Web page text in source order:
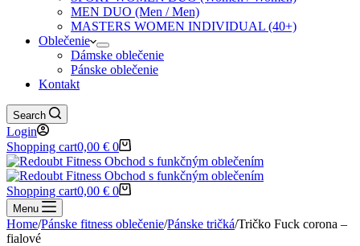
MEN DUO (Men / Men)
MASTERS WOMEN INDIVIDUAL (40+)
Oblečenie
Dámske oblečenie
Pánske oblečenie
Kontakt
Search
Login
Shopping cart0,00 € 0
Shopping cart0,00 € 0
Menu
Home/Pánske fitness oblečenie/Pánske tričká/Tričko Fuck corona –
fialové